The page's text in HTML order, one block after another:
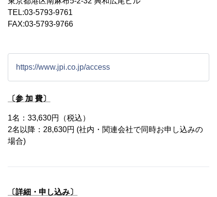
TEL:03-5793-9761
FAX:03-5793-9766
https://www.jpi.co.jp/access
〔参 加 費〕
1名：33,630円（税込）
2名以降：28,630円 (社内・関連会社で同時お申し込みの
場合)
〔詳細・申し込み〕